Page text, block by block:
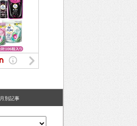
月別記事